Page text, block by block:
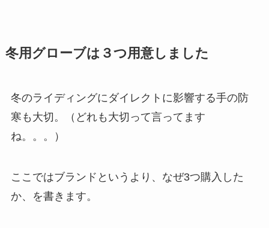
冬用グローブは３つ用意しました
冬のライディングにダイレクトに影響する手の防
寒も大切。（どれも大切って言ってます
ね。。。）
ここではブランドというより、なぜ3つ購入した
か、を書きます。